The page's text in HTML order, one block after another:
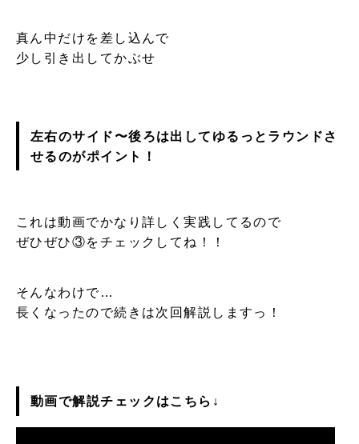
真ん中だけを差し込んで
少し引き出してかぶせ
左右のサイド〜後ろは出して ゆるっとラウンドさ
せるのがポイント！
これは動画でかなり詳しく実践してるので
ぜひぜひ③をチェックしてね！！
そんなわけで…
長くなったので続きは次回解説しますっ！
動画で解説チェックはこちら↓